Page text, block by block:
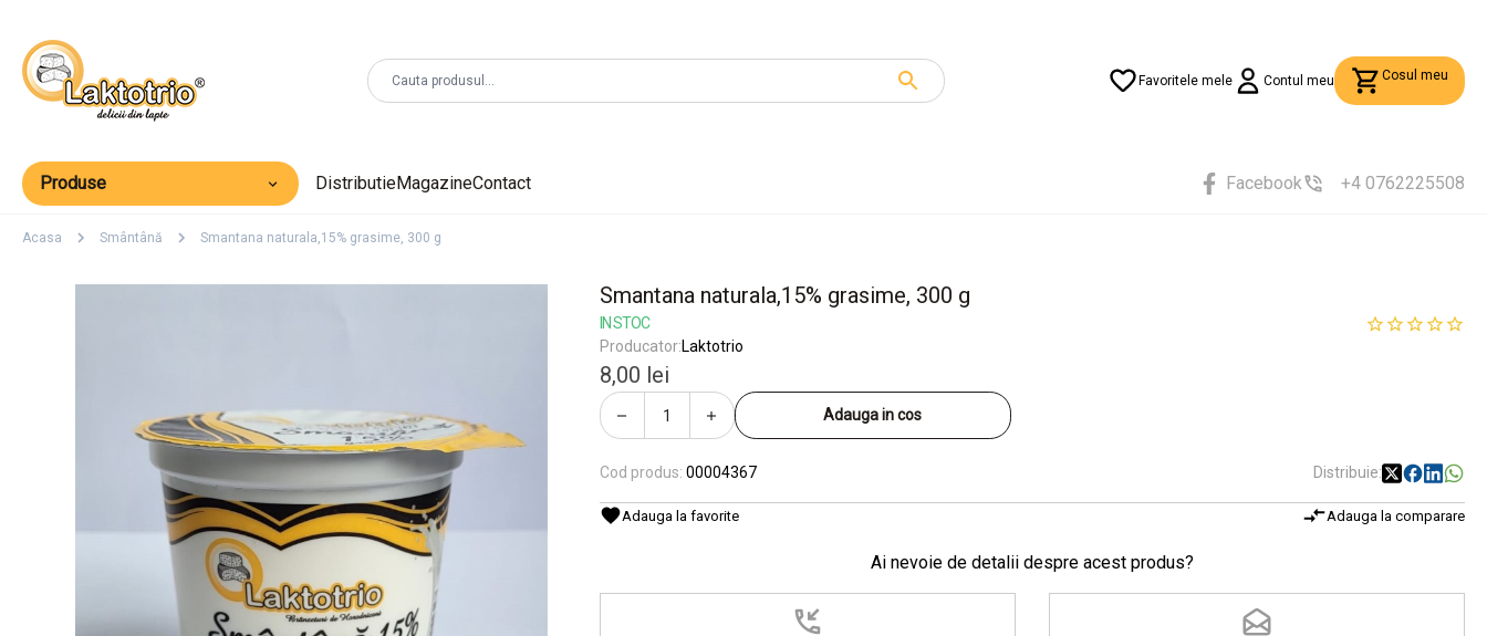
Favoritele mele Contul meu Cosul meu
Produse DistributieMagazineContact Facebook +4 0762225508
Acasa Smântână Smantana naturala,15% grasime, 300 g
Smantana naturala,15% grasime, 300 g
IN STOC
Producator:Laktotrio
8,00 lei
Adauga in cos
Cod produs: 00004367 Distribuie:
Adauga la favorite Adauga la comparare
Ai nevoie de detalii despre acest produs?